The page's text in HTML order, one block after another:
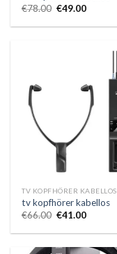
€78.00 €49.00
TV KOPFHÖRER KABELLOS
tv kopfhörer kabellos
€66.00 €41.00